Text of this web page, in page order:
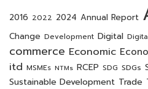
2016 2022 2024 Annual Report
Change Development Digital
commerce Economic
itd MSMEs NTMs RCEP SDG SDGs
Sustainable Development Trade